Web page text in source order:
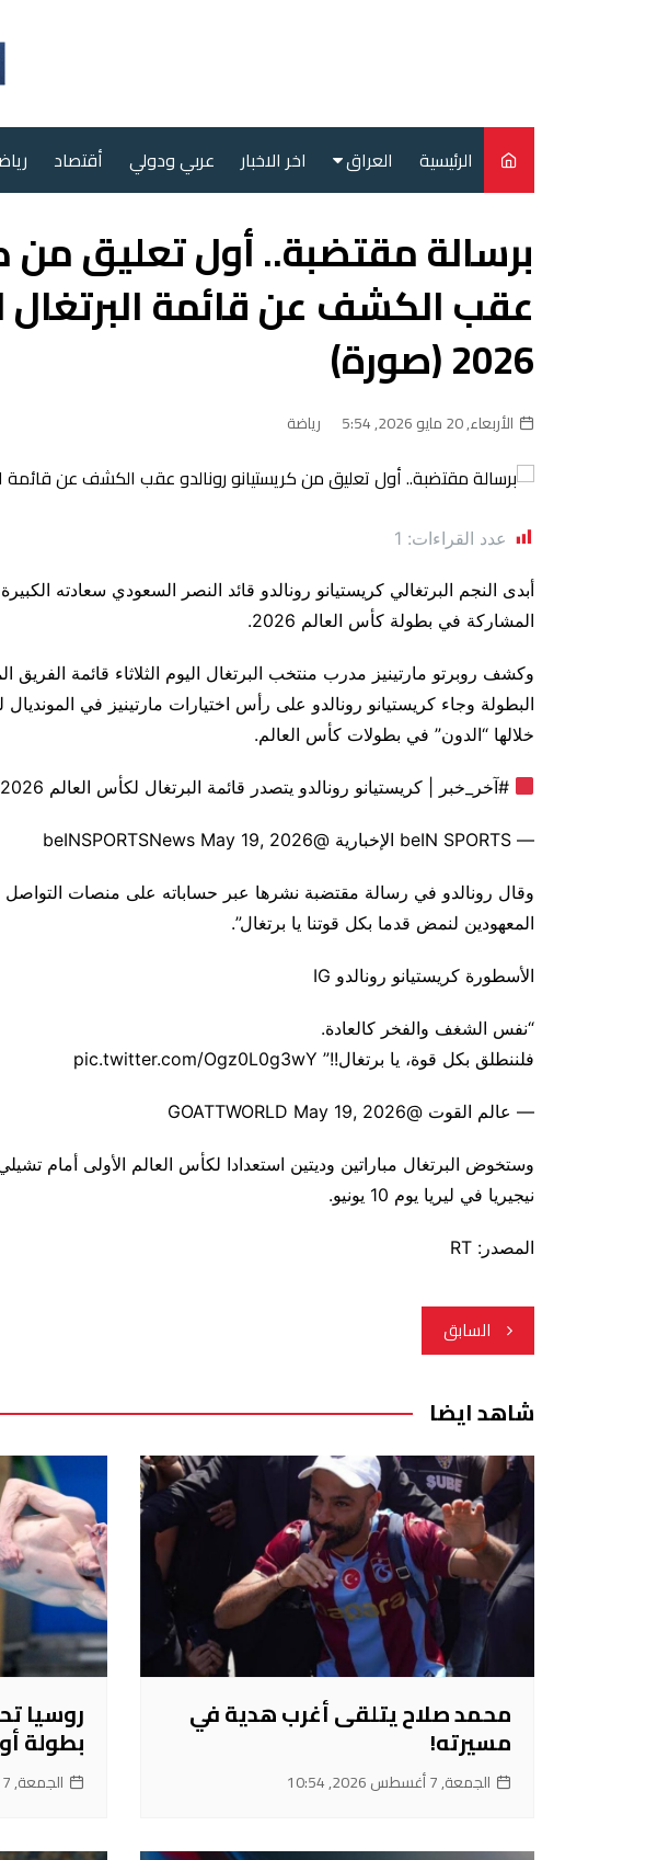
الرئيسية العراق
سياسة
محليات
اخر الاخبار عربي ودولي أقتصاد
برسالة مقتضبة.. أول تعليق من
عقب الكشف عن قائمة البرتغال
2026 (صورة)
الأربعاء, 20 مايو 2026, 5:54 رياضة
عدد القراءات: 1
أبدى النجم البرتغالي كريستيانو رونالدو قائد النصر السعودي سعادته
المشاركة في بطولة كأس العالم 2026.
البطولة وجاء كريستيانو رونالدو على رأس اختيارات مارتينيز في
خلالها “الدون” في بطولات كأس العالم.
#آخر_خبر | كريستيانو رونالدو يتصدر قائمة البرتغال لكأس العالم 2026 pic.twitter.com/GHqiboE4BV
— beIN SPORTS الإخبارية @beINSPORTSNews May 19, 2026
وقال رونالدو في رسالة مقتضبة نشرها عبر حساباته على منصات التواصل
المعهودين لنمض قدما بكل قوتنا يا برتغال”.
الأسطورة كريستيانو رونالدو IG
“نفس الشغف والفخر كالعادة.
فلننطلق بكل قوة، يا برتغال!!” pic.twitter.com/Ogz0L0g3wY
— عالم القوت @GOATTWORLD May 19, 2026
نيجيريا في ليريا يوم 10 يونيو.
المصدر: RT
تصفّح
المقالات
السابق
شاهد ايضا
محمد صلاح يتلقى أغرب هدية في
مسيرته!
الجمعة, 7 أغسطس 2026, 10:54
روسيا
بطولة
الجمعة, 7 أغسطس 2026, 8:54